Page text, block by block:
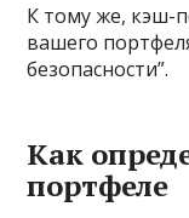
К тому же, кэш-
вашего
безопасности”.
Как
портфеле